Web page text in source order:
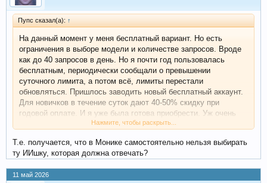
Пупс сказал(а): ↑
На данный момент у меня бесплатный вариант. Но есть
ограничения в выборе модели и количестве запросов. Вроде
как до 40 запросов в день. Но я почти год пользовалась
бесплатным, периодически сообщали о превышении
суточного лимита, а потом всё, лимиты перестали
обновляться. Пришлось заводить новый бесплатный аккаунт.
Для новичков в течение суток дают 40-50% скидку при
годовой оплате. И я уже была готова приобрести. Уж очень
мне Моника нравится. Но если наша складчина всё же
Ну а что за модель лично мне помогает в решении моих
вопросов? Честно, я не знаю. Я меняла модели, а результат
всё равно отличный, разницы особой не заметила. Классно
Нажмите, чтобы раскрыть...
Т.е. получается, что в Монике самостоятельно нельзя выбирать
ту ИИшку, которая должна отвечать?
11 май 2026